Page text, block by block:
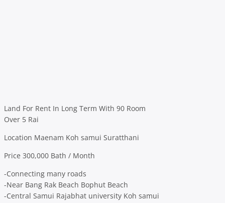
Land For Rent In Long Term With 90 Room
Over 5 Rai
Location Maenam Koh samui Suratthani
Price 300,000 Bath / Month
-Connecting many roads
-Near Bang Rak Beach Bophut Beach
-Central Samui Rajabhat university Koh samui